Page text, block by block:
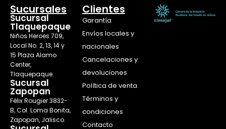
Sucursales
Sucursal
Tlaquepaque
Niños Heroes 709,
Local No. 2, 13, 14 y
15 Plaza Alamo
Center,
Tlaquepaque.
Sucursal
Zapopan
Félix Rougier 3832-
B, Col. Loma Bonita,
Zapopan, Jalisco.
Clientes
Garantía
Envíos locales y
nacionales
Cancelaciones y
devoluciones
Política de venta
Términos y
condiciones
Contacto